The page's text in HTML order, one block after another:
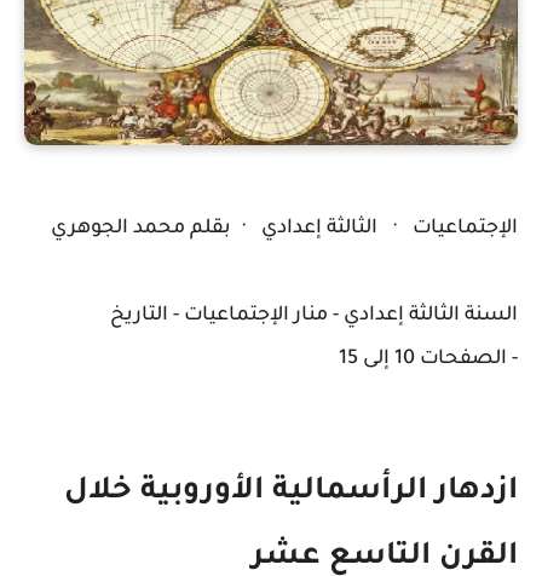
الإجتماعيات · الثالثة إعدادي · بقلم محمد الجوهري
السنة الثالثة إعدادي - منار الإجتماعيات - التاريخ
- الصفحات 10 إلى 15
ازدهار الرأسمالية الأوروبية خلال
القرن التاسع عشر